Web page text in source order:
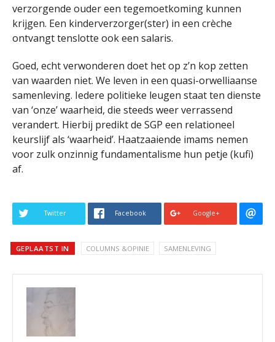
verzorgende ouder een tegemoetkoming kunnen
krijgen. Een kinderverzorger(ster) in een crèche
ontvangt tenslotte ook een salaris.
Goed, echt verwonderen doet het op z’n kop zetten
van waarden niet. We leven in een quasi-orwelliaanse
samenleving. Iedere politieke leugen staat ten dienste
van ‘onze’ waarheid, die steeds weer verrassend
verandert. Hierbij predikt de SGP een relationeel
keurslijf als ‘waarheid’. Haatzaaiende imams nemen
voor zulk onzinnig fundamentalisme hun petje (kufi)
af.
Twitter Facebook Google+
GEPLAATST IN COLUMNS &OPINIE SAMENLEVING